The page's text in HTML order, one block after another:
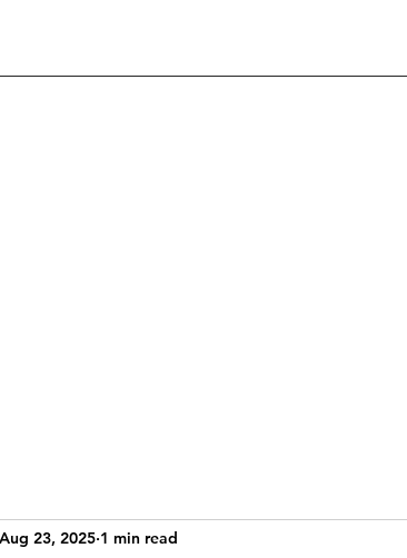
Aug 23, 2025 1 min read